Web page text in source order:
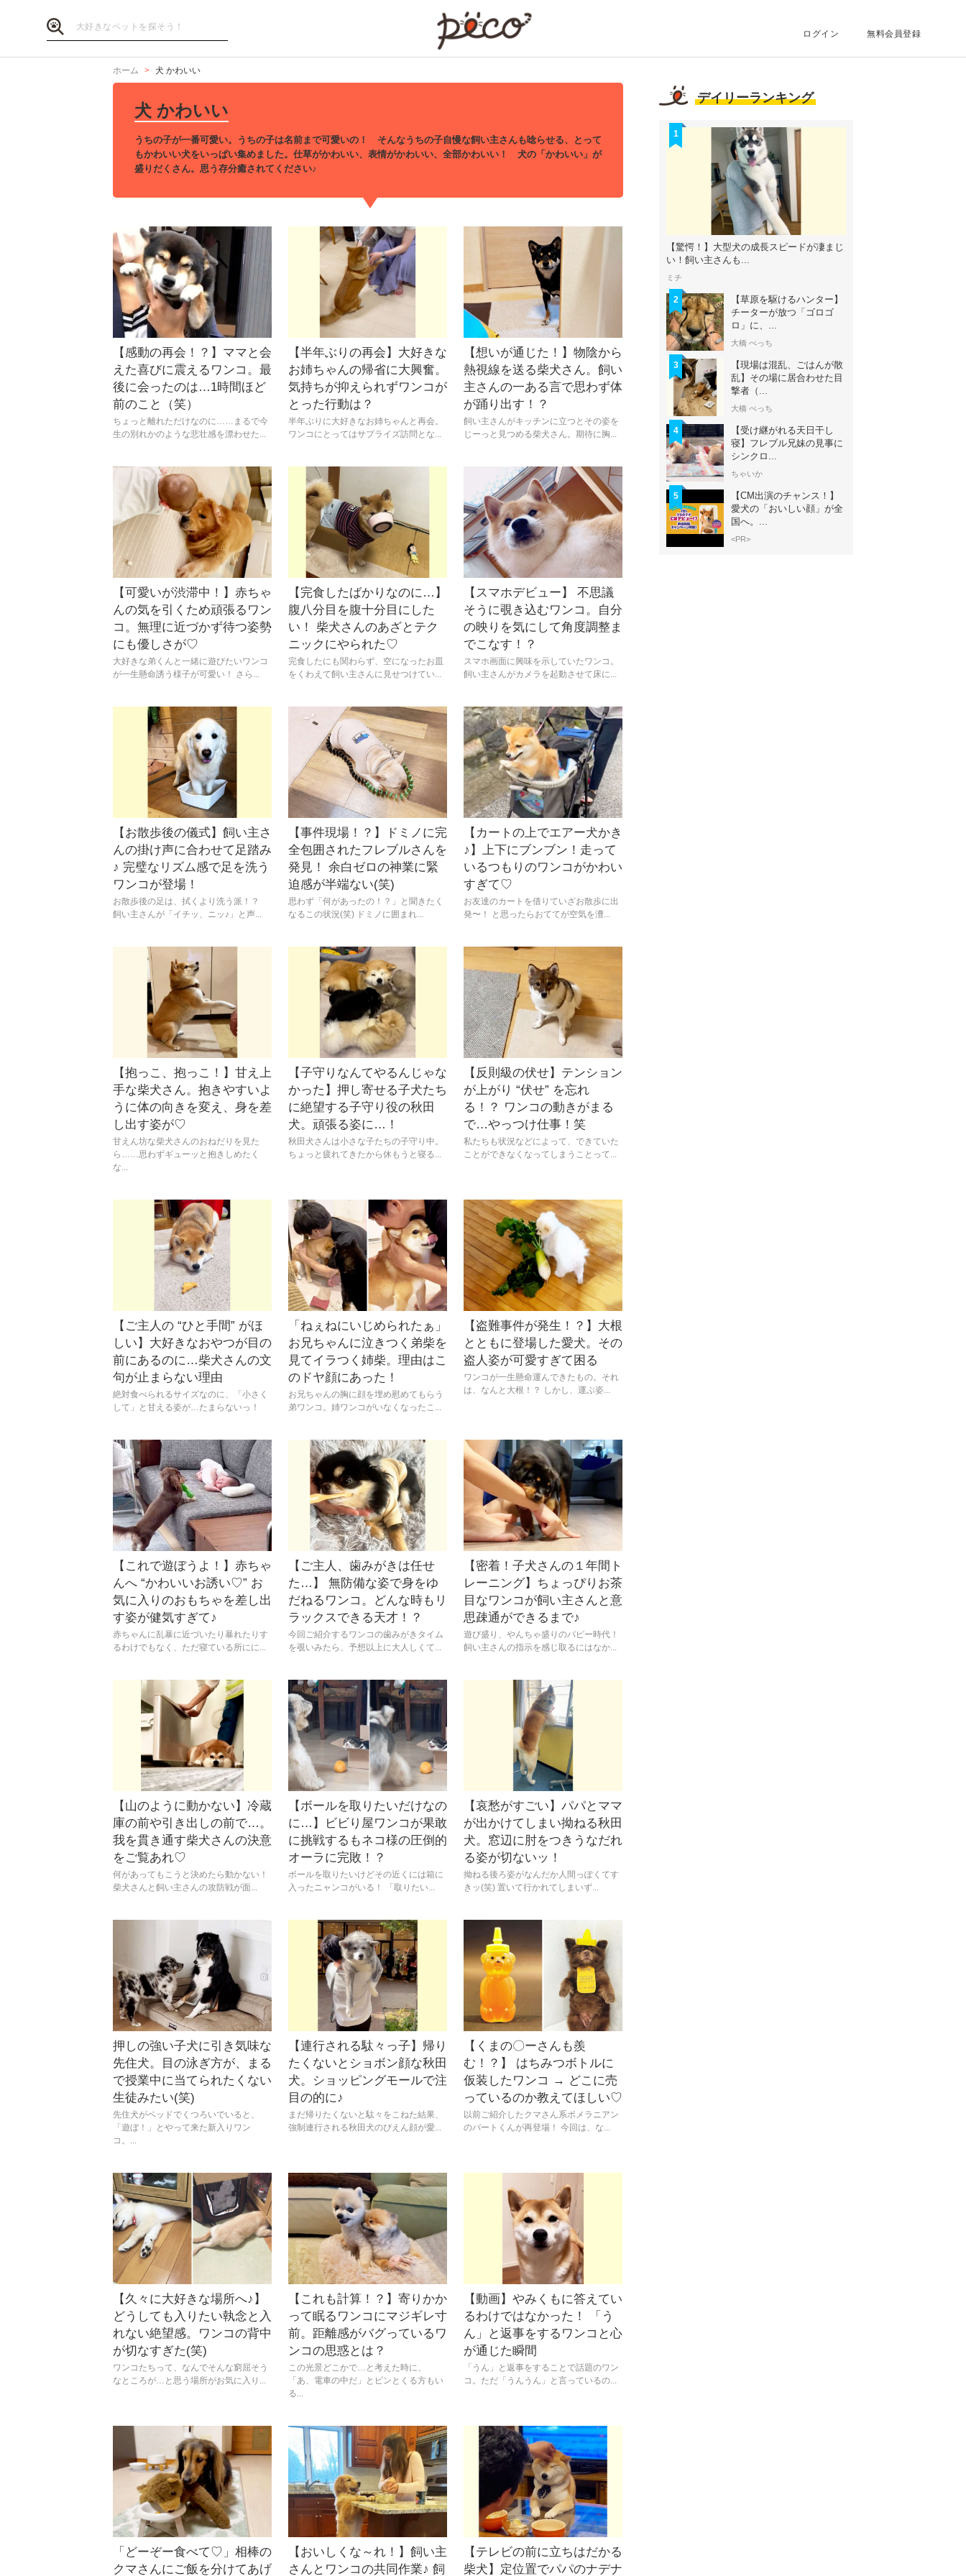
ログイン 無料会員登録
ホーム 犬 かわいい
犬 かわいい
うちの子が一番可愛い。うちの子は名前まで可愛いの！ そんなうちの子自慢な飼い主さんも唸らせる、とって
もかわいい犬をいっぱい集めました。仕草がかわいい、表情がかわいい、全部かわいい！ 犬の「かわいい」が
盛りだくさん。思う存分癒されてください♪
【感動の再会！？】ママと会
えた喜びに震えるワンコ。最
後に会ったのは…1時間ほど
前のこと（笑）
ちょっと離れただけなのに……まるで今
生の別れかのような悲壮感を漂わせた...
【半年ぶりの再会】大好きな
お姉ちゃんの帰省に大興奮。
気持ちが抑えられずワンコが
とった行動は？
半年ぶりに大好きなお姉ちゃんと再会。
ワンコにとってはサプライズ訪問とな...
【想いが通じた！】物陰から
熱視線を送る柴犬さん。飼い
主さんの一ある言で思わず体
が踊り出す！？
飼い主さんがキッチンに立つとその姿を
じーっと見つめる柴犬さん。期待に胸...
【可愛いが渋滞中！】赤ちゃ
んの気を引くため頑張るワン
コ。無理に近づかず待つ姿勢
にも優しさが♡
大好きな弟くんと一緒に遊びたいワンコ
が一生懸命誘う様子が可愛い！ さら...
【完食したばかりなのに…】
腹八分目を腹十分目にした
い！ 柴犬さんのあざとテク
ニックにやられた♡
完食したにも関わらず、空になったお皿
をくわえて飼い主さんに見せつけてい...
【スマホデビュー】 不思議
そうに覗き込むワンコ。自分
の映りを気にして角度調整ま
でこなす！？
スマホ画面に興味を示していたワンコ。
飼い主さんがカメラを起動させて床に...
【お散歩後の儀式】飼い主さ
んの掛け声に合わせて足踏み
♪ 完璧なリズム感で足を洗う
ワンコが登場！
お散歩後の足は、拭くより洗う派！？
飼い主さんが「イチッ、ニッ♪」と声...
【事件現場！？】ドミノに完
全包囲されたフレブルさんを
発見！ 余白ゼロの神業に緊
迫感が半端ない(笑)
思わず「何があったの！？」と聞きたく
なるこの状況(笑) ドミノに囲まれ...
【カートの上でエアー犬かき
♪】上下にブンブン！走って
いるつもりのワンコがかわい
すぎて♡
お友達のカートを借りていざお散歩に出
発〜！ と思ったらおててが空気を漕...
【抱っこ、抱っこ！】甘え上
手な柴犬さん。抱きやすいよ
うに体の向きを変え、身を差
し出す姿が♡
甘えん坊な柴犬さんのおねだりを見た
ら……思わずギューッと抱きしめたく
な...
【子守りなんてやるんじゃな
かった】押し寄せる子犬たち
に絶望する子守り役の秋田
犬。頑張る姿に…！
秋田犬さんは小さな子たちの子守り中。
ちょっと疲れてきたから休もうと寝る...
【反則級の伏せ】テンション
が上がり “伏せ” を忘れ
る！？ ワンコの動きがまる
で…やっつけ仕事！笑
私たちも状況などによって、できていた
ことができなくなってしまうことって...
【ご主人の “ひと手間” がほ
しい】大好きなおやつが目の
前にあるのに…柴犬さんの文
句が止まらない理由
絶対食べられるサイズなのに、「小さく
して」と甘える姿が…たまらないっ！
「ねぇねにいじめられたぁ」
お兄ちゃんに泣きつく弟柴を
見てイラつく姉柴。理由はこ
のドヤ顔にあった！
お兄ちゃんの胸に顔を埋め慰めてもらう
弟ワンコ。姉ワンコがいなくなったこ...
【盗難事件が発生！？】大根
とともに登場した愛犬。その
盗人姿が可愛すぎて困る
ワンコが一生懸命運んできたもの。それ
は、なんと大根！？ しかし、運ぶ姿...
【これで遊ぼうよ！】赤ちゃ
んへ “かわいいお誘い♡” お
気に入りのおもちゃを差し出
す姿が健気すぎて♪
赤ちゃんに乱暴に近づいたり暴れたりす
るわけでもなく、ただ寝ている所にに...
【ご主人、歯みがきは任せ
た…】 無防備な姿で身をゆ
だねるワンコ。どんな時もリ
ラックスできる天才！？
今回ご紹介するワンコの歯みがきタイム
を覗いみたら、予想以上に大人しくて...
【密着！子犬さんの１年間ト
レーニング】ちょっぴりお茶
目なワンコが飼い主さんと意
思疎通ができるまで♪
遊び盛り、やんちゃ盛りのパピー時代！
飼い主さんの指示を感じ取るにはなか...
【山のように動かない】冷蔵
庫の前や引き出しの前で…。
我を貫き通す柴犬さんの決意
をご覧あれ♡
何があってもこうと決めたら動かない！
柴犬さんと飼い主さんの攻防戦が面...
【ボールを取りたいだけなの
に…】ビビり屋ワンコが果敢
に挑戦するもネコ様の圧倒的
オーラに完敗！？
ボールを取りたいけどその近くには箱に
入ったニャンコがいる！ 「取りたい...
【哀愁がすごい】パパとママ
が出かけてしまい拗ねる秋田
犬。窓辺に肘をつきうなだれ
る姿が切ないッ！
拗ねる後ろ姿がなんだか人間っぽくてす
きッ(笑) 置いて行かれてしまいず...
押しの強い子犬に引き気味な
先住犬。目の泳ぎ方が、まる
で授業中に当てられたくない
生徒みたい(笑)
先住犬がベッドでくつろいでいると、
「遊ぼ！」とやって来た新入りワン
コ。...
【連行される駄々っ子】帰り
たくないとショボン顔な秋田
犬。ショッピングモールで注
目の的に♪
まだ帰りたくないと駄々をこねた結果、
強制連行される秋田犬のぴえん顔が愛...
【くまの〇ーさんも羨
む！？】 はちみつボトルに
仮装したワンコ → どこに売
っているのか教えてほしい♡
以前ご紹介したクマさん系ポメラニアン
のバートくんが再登場！ 今回は、な...
【久々に大好きな場所へ♪】
どうしても入りたい執念と入
れない絶望感。ワンコの背中
が切なすぎた(笑)
ワンコたちって、なんでそんな窮屈そう
なところが…と思う場所がお気に入り...
【これも計算！？】寄りかか
って眠るワンコにマジギレ寸
前。距離感がバグっているワ
ンコの思惑とは？
この光景どこかで…と考えた時に、
「あ、電車の中だ」とピンとくる方もい
る...
【動画】やみくもに答えてい
るわけではなかった！ 「う
ん」と返事をするワンコと心
が通じた瞬間
「うん」と返事をすることで話題のワン
コ。ただ「うんうん」と言っているの...
「どーぞー食べて♡」相棒の
クマさんにご飯を分けてあげ
【おいしくな～れ！】飼い主
さんとワンコの共同作業♪ 飼
【テレビの前に立ちはだかる
柴犬】定位置でパパのナデナ
デイリーランキング
1
【驚愕！】大型犬の成長スピードが凄まじ
い！飼い主さんも...
ミチ
2
【草原を駆けるハンター】
チーターが放つ「ゴロゴ
ロ」に、...
大橋 ぺっち
3
【現場は混乱、ごはんが散
乱】その場に居合わせた目
撃者（...
大橋 ぺっち
4
【受け継がれる天日干し
寝】フレブル兄妹の見事に
シンクロ...
ちゃいか
5
【CM出演のチャンス！】
愛犬の「おいしい顔」が全
国へ。...
<PR>